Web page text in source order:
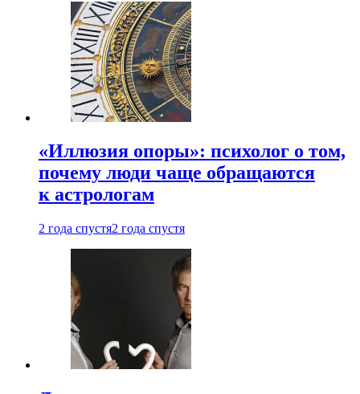
«Иллюзия опоры»: психолог о том,
почему люди чаще обращаются
к астрологам
2 года спустя2 года спустя